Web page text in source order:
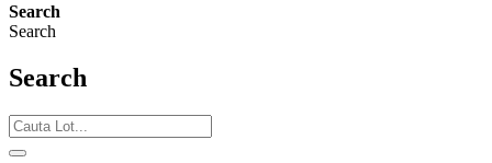
Search
Search
Search